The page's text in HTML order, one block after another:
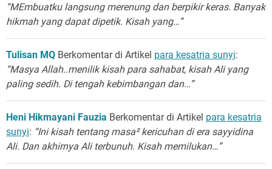
“MEmbuatku langsung merenung dan berpikir keras. Banyak
hikmah yang dapat dipetik. Kisah yang…”
Tulisan MQ Berkomentar di Artikel para kesatria sunyi:
“Masya Allah..menilik kisah para sahabat, kisah Ali yang
paling sedih. Di tengah kebimbangan dan…”
Heni Hikmayani Fauzia Berkomentar di Artikel para kesatria
sunyi: “Ini kisah tentang masa² kericuhan di era sayyidina
Ali. Dan akhirnya Ali terbunuh. Kisah memilukan…”